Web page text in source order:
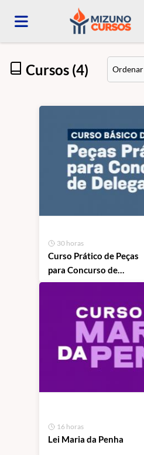
Categorias/
Cursos (4)
30 horas
Curso Prático de Peças
para Concurso de
Delegado
16 horas
Lei Maria da Penha